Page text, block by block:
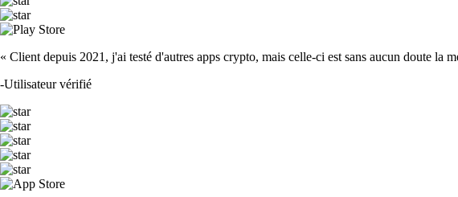
« Client depuis 2021, j'ai testé d'autres apps crypto, mais celle-ci est sans aucun doute la
-Utilisateur vérifié